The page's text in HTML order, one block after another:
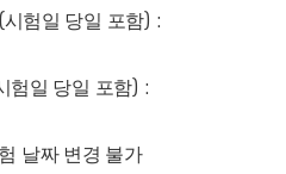
(시 험일 당일 포함) :
험일 당일 포함) :
날짜 변경 불가